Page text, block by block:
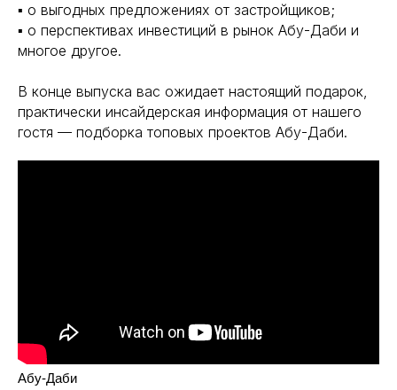
▪️ о выгодных предложениях от застройщиков;
▪️ о перспективах инвестиций в рынок Абу-Даби и
многое другое.
В конце выпуска вас ожидает настоящий подарок,
практически инсайдерская информация от нашего
гостя — подборка топовых проектов Абу-Даби.
Абу-Даби